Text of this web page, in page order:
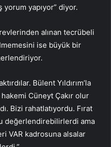
yorum yapıyor” diyor.
alınan tecrübeli
ise büyük bir
Bülent Yıldırım’la
Cüneyt Çakır olur
Bizi rahatlatıyordu. Fırat
değerlendirebilirlerdi ama
VAR kadrosuna alsalar